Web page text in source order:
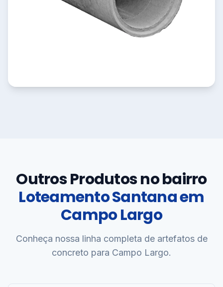
Outros Produtos no bairro
Loteamento Santana em
Campo Largo
Conheça nossa linha completa de artefatos de
concreto para Campo Largo.